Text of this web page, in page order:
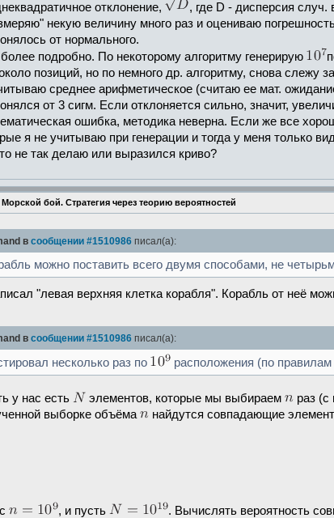
отклонение,
, где D - дисперсия случ.
некую величину много раз и оцениваю
от нормального.
подробно. По некоторому алгоритму генерирую
позиций, но по немного др. алгоритму, снова
среднее арифметическое (считаю ее мат.
от 3 сигм. Если отклоняется сильно, значит,
ошибка, методика неверна. Если же все
я не учитываю при генерации и тогда у меня только
не так делаю или выразился криво?
Морской бой. Стратегия через теорию вероятностей
в сообщении #1510986 писал(а):
можно поставить всего двумя способами, не
"левая верхняя клетка корабля". Корабль от неё
в сообщении #1510986 писал(а):
несколько раз по расположения (по
у нас есть элементов, которые мы выбираем раз (с
выборке объёма
найдутся совпадающие
, и пусть
. Вычислять вероятность